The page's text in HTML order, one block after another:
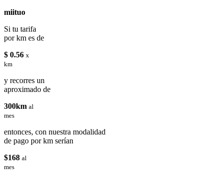
miituo
Si tu tarifa
por km es de
$ 0.56 x
km
y recorres un
aproximado de
300km al
mes
entonces, con nuestra modalidad
de pago por km serían
$168 al
mes